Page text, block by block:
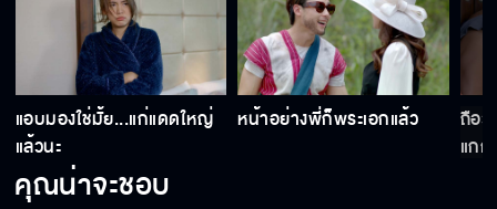
แอบมองใช่มั้ย...แก่แดดใหญ่
แล้วนะ
หน้าอย่างพี่ก็พระเอกแล้ว
ถือว่
แกก็
คุณน่าจะชอบ